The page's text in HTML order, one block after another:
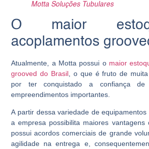
Motta Soluções Tubulares
O maior
acoplamentos
Atualmente, a Motta possui o maior
grooved do Brasil , o que é fruto de
por ter conquistado a confiança
empreendimentos importantes.
A partir dessa variedade de equipamentos
a empresa possibilita maiores vantagens
possui acordos comerciais de grande
agilidade na entrega e,